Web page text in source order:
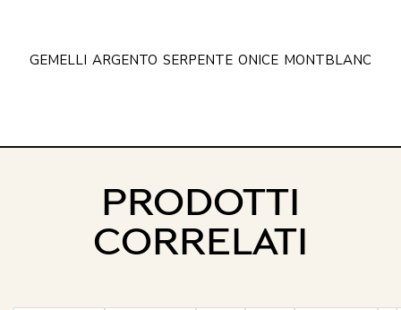
GEMELLI ARGENTO SERPENTE ONICE MONTBLANC
PRODOTTI
CORRELATI